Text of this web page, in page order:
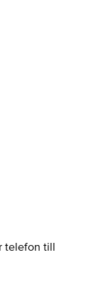
telefon till